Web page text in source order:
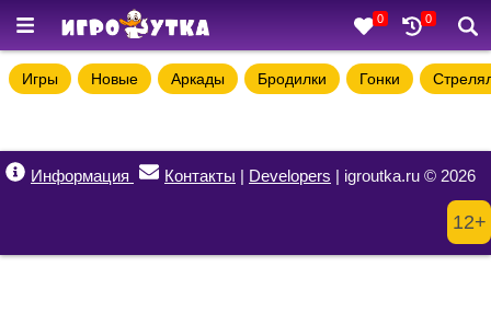
0 0
Игры Новые Аркады Бродилки Гонки
Информация Контакты | Developers | igroutka.ru © 2026
12+